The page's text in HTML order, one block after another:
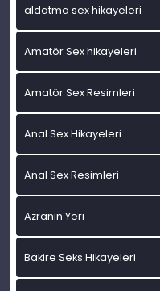
aldatma sex hikayeleri
Amatör Sex hikayeleri
Amatör Sex Resimleri
Anal Sex Hikayeleri
Anal Sex Resimleri
Azranın Yeri
Bakire Seks Hikayeleri